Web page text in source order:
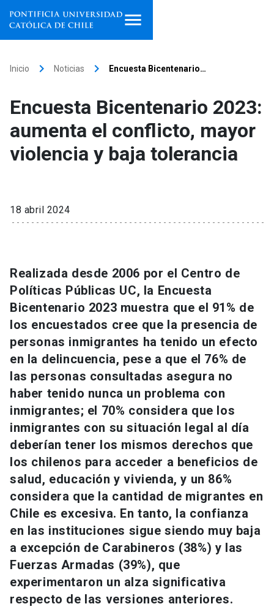
Facultades, escuelas e
institutos
Investigación
Extensión
Universidad
Información para keyboard_arrow_down
Futuros estudiantes
Estudiantes
Académicos
Personal
Alumni launch
Padres y familia
Vecinos
Go to english site launch
ACCESOS DIRECTOS
Admisión launch
Mi Cuenta UC launch
Mi Portal UC launch
Medios Biblioteca launch
Donaciones launch
Inicio keyboard_arrow_right Noticias keyboard_arrow_right Encuesta Bicentenario…
Encuesta Bicentenario 2023:
aumenta el conflicto, mayor
violencia y baja tolerancia
18 abril 2024
Realizada desde 2006 por el Centro de
Políticas Públicas UC, la Encuesta
Bicentenario 2023 muestra que el 91% de
los encuestados cree que la presencia de
personas inmigrantes ha tenido un efecto
en la delincuencia, pese a que el 76% de
las personas consultadas asegura no
haber tenido nunca un problema con
inmigrantes; el 70% considera que los
inmigrantes con su situación legal al día
deberían tener los mismos derechos que
los chilenos para acceder a beneficios de
salud, educación y vivienda, y un 86%
considera que la cantidad de migrantes en
Chile es excesiva. En tanto, la confianza
en las instituciones sigue siendo muy baja
a excepción de Carabineros (38%) y las
Fuerzas Armadas (39%), que
experimentaron un alza significativa
respecto de las versiones anteriores.